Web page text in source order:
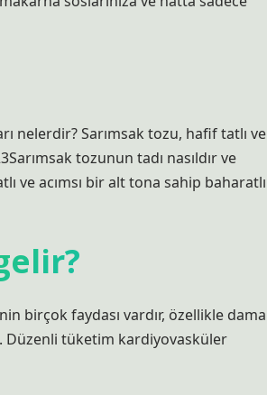
nelerdir? Sarımsak tozu, hafif tatlı ve
tozunun tadı nasıldır ve
ve acımsı bir alt tona sahip baharatlı
birçok faydası vardır, özellikle
Düzenli tüketim kardiyovasküler